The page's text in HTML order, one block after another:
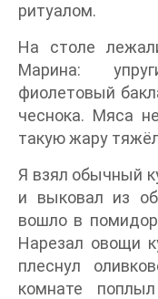
ритуалом.
На столе
Марина:
фиолетовый
чеснока. Мяса
такую жару
Я взял обычный
и выковал из
вошло в
Нарезал овощи
плеснул
комнате